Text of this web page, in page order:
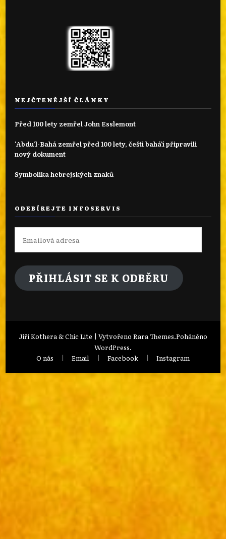
NEJČTENĚJŠÍ ČLÁNKY
Před 100 lety zemřel John Esslemont
‘Abdu’l-Bahá zemřel před 100 lety, čeští bahá'í připravili
nový dokument
Symbolika hebrejských znaků
ODEBÍREJTE INFOSERVIS
adresa
PŘIHLÁSIT SE K ODBĚRU
Jiří Kothera & Chic Lite | Vytvořeno Rara Themes.Poháněno
WordPress.
O nás
Email Facebook Instagram